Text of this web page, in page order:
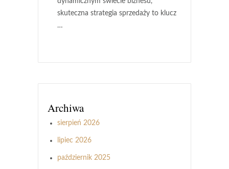
skuteczna strategia sprzedaży to klucz
…
Archiwa
sierpień 2026
lipiec 2026
październik 2025